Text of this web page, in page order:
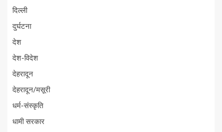
दिल्ली
दुर्घटना
देश
देश-विदेश
देहरादून
देहरादून/मसूरी
धर्म-संस्कृति
धामी सरकार